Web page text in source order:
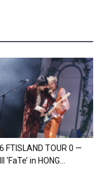
FTISLAND TOUR 0 —
‘FaTe’ in HONG...